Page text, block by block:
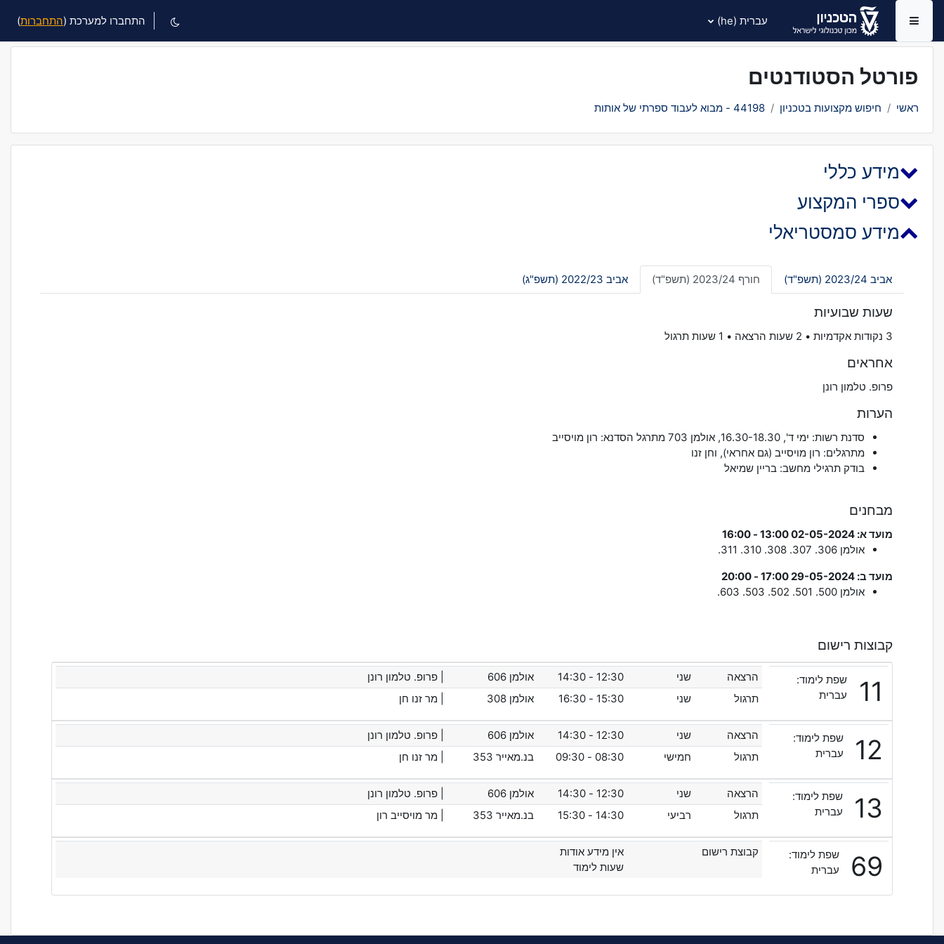
דילוג לתוכן הראשי
פורטל הסטודנטים
ראשי חיפוש מקצועות בטכניון 44198 - מבוא לעבוד ספרתי של אותות
מידע כללי
ספרי המקצוע
מידע סמסטריאלי
אביב 2023/24 (תשפ"ד) חורף 2023/24 (תשפ"ד) אביב 2022/23 (תשפ"ג)
שעות שבועיות
3 נקודות אקדמיות • 2 שעות הרצאה • 1 שעות תרגול
אחראים
פרופ. טלמון רונן
הערות
סדנת רשות: ימי ד', 16.30-18.30, אולמן 703 מתרגל הסדנא: רון מויסייב
מתרגלים: רון מויסייב (גם אחראי), וחן זנו
בודק תרגילי מחשב: בריין שמיאל
מבחנים
מועד א: 02-05-2024 13:00 - 16:00
אולמן
מועד ב: 29-05-2024 17:00 - 20:00
אולמן
קבוצות רישום
11
שפת לימוד:
עברית
הרצאה שני 12:30 - 14:30 אולמן
| פרופ. טלמון רונן
תרגול
שני 15:30 - 16:30 אולמן | מר זנו חן
12
שפת לימוד:
עברית
הרצאה שני 12:30 - 14:30 אולמן
| פרופ. טלמון רונן
תרגול
חמישי 08:30 - 09:30 בנ.מאייר353 | מר זנו חן
13
שפת לימוד:
עברית
הרצאה שני 12:30 - 14:30 אולמן
| פרופ. טלמון רונן
תרגול
רביעי 14:30 - 15:30 בנ.מאייר353 | מר מויסייב רון
69
שפת לימוד:
עברית
קבוצת רישום
אין מידע אודות
שעות לימוד
חלון סקירה צדדי עברית ‎(he)‎ התחברו למערכת (התחברות)